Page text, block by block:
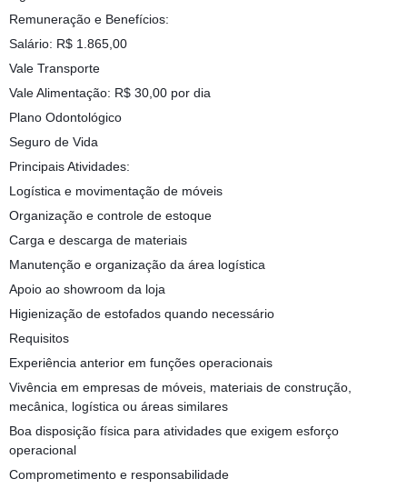
Remuneração e Benefícios:
Salário: R$ 1.865,00
Vale Transporte
Vale Alimentação: R$ 30,00 por dia
Plano Odontológico
Seguro de Vida
Principais Atividades:
Logística e movimentação de móveis
Organização e controle de estoque
Carga e descarga de materiais
Manutenção e organização da área logística
Apoio ao showroom da loja
Higienização de estofados quando necessário
Requisitos
Experiência anterior em funções operacionais
Vivência em empresas de móveis, materiais de construção,
mecânica, logística ou áreas similares
Boa disposição física para atividades que exigem esforço
operacional
Comprometimento e responsabilidade